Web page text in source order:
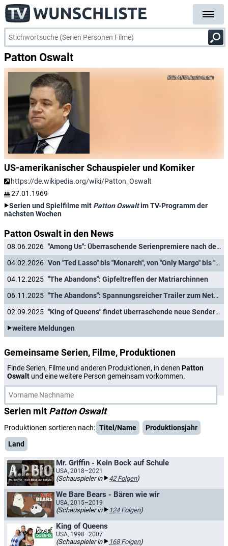
Patton Oswalt
ABC/Justin Lubin
US-amerikanischer Schauspieler und Komiker
https://de.wikipedia.org/wiki/Patton_Oswalt
27.01.1969
Serien und Spielfilme mit Patton Oswaltim TV-Programm der
nächsten Wochen
Patton Oswalt in den News
08.06.2026
"Among Us": Überraschende Serienpremiere nach dem Videospielhit
04.02.2026
Von "Ted Lasso" bis "Monarch", von "Only Margo" bis "Widow's Bay": Apple TV stellt Serien- und Filmhighlights für 2026 vor
04.12.2025 "The Abandons": Gipfeltreffen der Matriarchinnen
06.11.2025
"The Abandons": Spannungsreicher Trailer zum Netflix-Western des "Sons of Anarchy"-Schöpfers
02.09.2025
"King of Queens" findet überraschende neue Senderheimat
weitere Meldungen
Gemeinsame Serien, Filme, Produktionen
Finde Serien, Filme und anderen Produktionen, in denen Patton
Oswalt und eine weitere Person gemeinsam vorkommen.
Serien mit Patton Oswalt
Produktionen sortieren nach: Titel/Name
Produktionsjahr
Land
Mr. Griffin - Kein Bock auf Schule
USA, 2018–2021
(Schauspieler in 42 Folgen)
We Bare Bears - Bären wie wir
USA, 2015–2019
(Schauspieler in 124 Folgen)
King of Queens
USA, 1998–2007
(Schauspieler in 168 Folgen)